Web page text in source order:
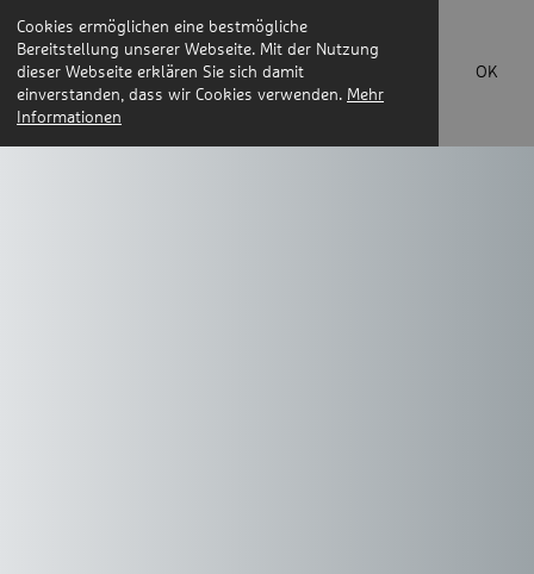
Cookies ermöglichen eine bestmögliche
Bereitstellung unserer Webseite. Mit der Nutzung
dieser Webseite erklären Sie sich damit
einverstanden, dass wir Cookies verwenden. Mehr
Informationen
OK